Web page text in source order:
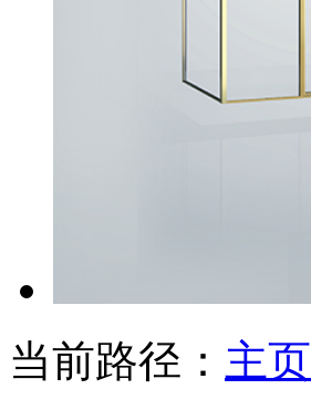
当前路径： 主页